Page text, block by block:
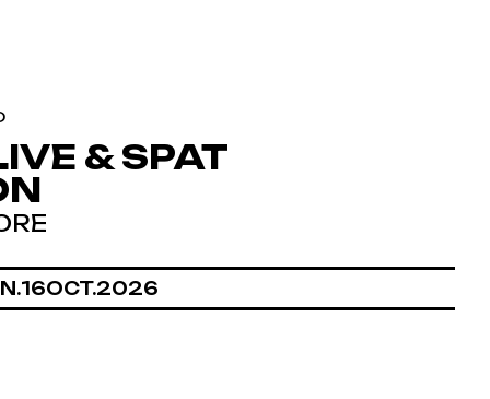
& SPAT
16OCTOBRE
OCT.2026